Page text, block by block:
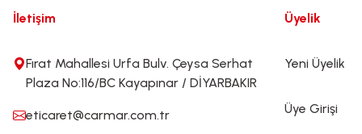
İletişim
Fırat Mahallesi Urfa Bulv. Çeysa Serhat
Plaza No:116/BC Kayapınar / DİYARBAKIR
eticaret@carmar.com.tr
Üyelik
Yeni Üyelik
Üye Girişi